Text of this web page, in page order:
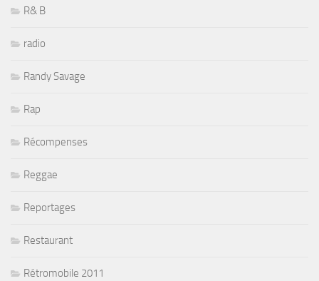
R& B
radio
Randy Savage
Rap
Récompenses
Reggae
Reportages
Restaurant
Rétromobile 2011